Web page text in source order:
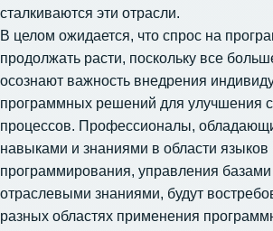
сталкиваются эти отрасли.
В целом ожидается, что спрос на
продолжать расти, поскольку все
осознают важность внедрения
программных решений для улучшения
процессов. Профессионалы,
навыками и знаниями в области языков
программирования, управления
отраслевыми знаниями, будут
разных областях применения